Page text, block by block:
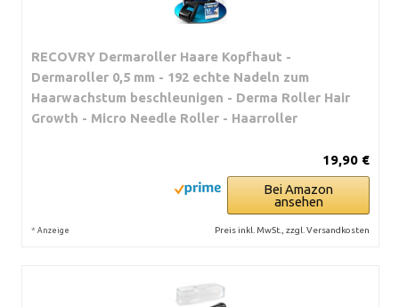
RECOVRY Dermaroller Haare Kopfhaut -
Dermaroller 0,5 mm - 192 echte Nadeln zum
Haarwachstum beschleunigen - Derma Roller Hair
Growth - Micro Needle Roller - Haarroller
19,90 €
Bei Amazon
ansehen
* Anzeige Preis inkl. MwSt., zzgl. Versandkosten